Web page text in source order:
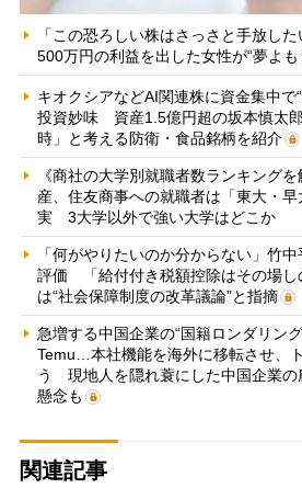
「この恐ろしい株はさっさと手放し
500万円の利益を出した女性が“夢よも
キオクシアなどAI関連株に資金集中で
投資妙味 資産1.5億円超の坂本慎太
時」と考える防衛・食品銘柄を紹介
《商社の大学別就職者数ランキング
産、住友商事への就職者は「東大・
実 3大学以外で強い大学はどこか
「何がやりたいのか分からない」竹
評価 「給付付き税額控除はその場し
は“社会保障制度の改革議論”と指摘
急増する中国企業の“国籍ロンダリン
Temu…本社機能を海外に移転させ、
う 現地人を隠れ蓑にした中国企業の
懸念も
関連記事